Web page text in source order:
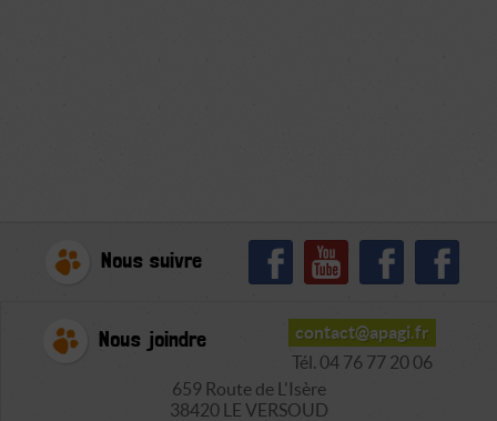
Nous suivre
Nous joindre
contact@apagi.fr
Tél. 04 76 77 20 06
659 Route de L'Isère
38420 LE VERSOUD